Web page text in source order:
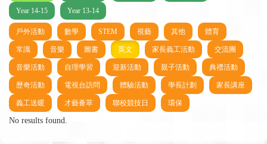
Year 14-15 Year 13-14
戶外活動 數學 STEM 視藝 其他 體育
常識 音樂 圖書 英文 家長義工活動 交流團
音樂活動 自理學習 迎新活動 親子活動 典禮活動
歷奇活動 電視台訪問 體驗活動 學長計劃 家長講座
義工送暖 才藝薈萃 聯校競技日 環保
No results found.